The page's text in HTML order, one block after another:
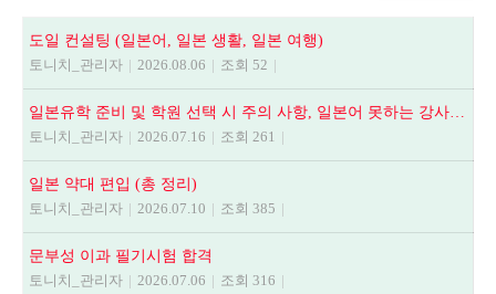
도일 컨설팅 (일본어, 일본 생활, 일본 여행)
토니치_관리자 | 2026.08.06 | 조회 52 |
토니치_관리자 | 2026.07.16 | 조회 261 |
일본 약대 편입 (총 정리)
토니치_관리자 | 2026.07.10 | 조회 385 |
문부성 이과 필기시험 합격
토니치_관리자 | 2026.07.06 | 조회 316 |